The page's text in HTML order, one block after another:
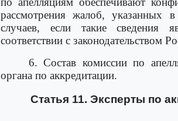
рассмотрения жалоб, указанных
случаев, если такие сведения
соответствии с законодательством
6. Состав комиссии по
органа по аккредитации.
Статья 11. Эксперты по